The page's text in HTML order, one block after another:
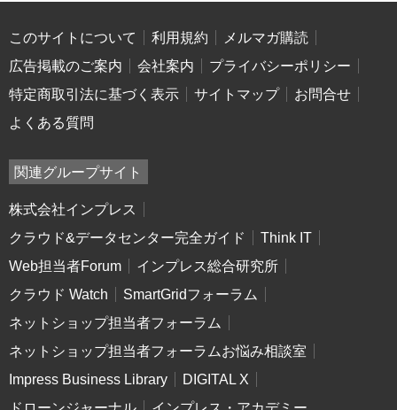
このサイトについて 利用規約
メルマガ購読
広告掲載のご案内
会社案内
プライバシーポリシー
特定商取引法に基づく表示
サイトマップ
お問合せ
よくある質問
関連グループサイト
株式会社インプレス
クラウド&データセンター完全ガイド
Think IT
Web担当者Forum
インプレス総合研究所
クラウド Watch
SmartGridフォーラム
ネットショップ担当者フォーラム
ネットショップ担当者フォーラムお悩み相談室
Impress Business Library
DIGITAL X